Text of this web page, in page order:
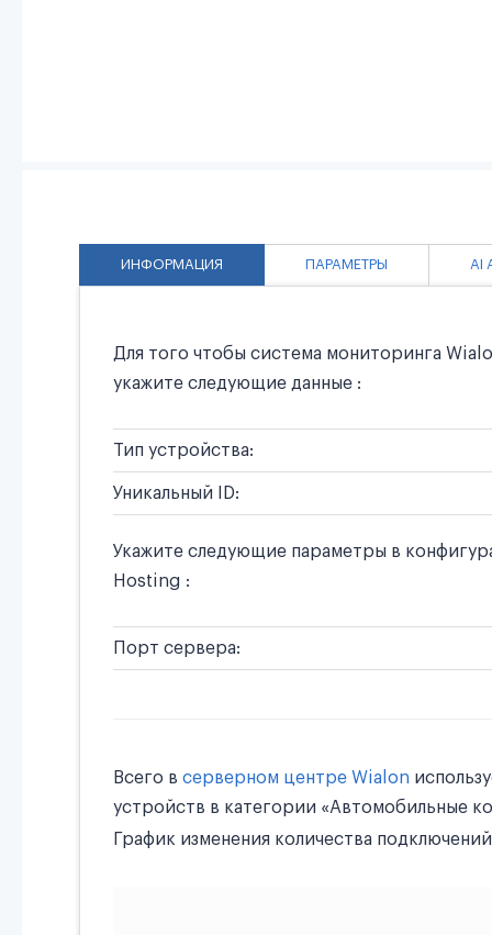
ИНФОРМАЦИЯ ПАРАМЕТРЫ AI
Для того чтобы система мониторинга
укажите следующие данные :
Тип устройства:
Уникальный ID:
Укажите следующие параметры в
Hosting :
Порт сервера:
Всего в серверном центре Wialon
устройств в категории «Автомобильные
График изменения количества